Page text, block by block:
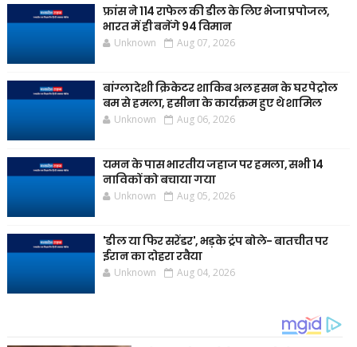
फ्रांस ने 114 राफेल की डील के लिए भेजा प्रपोजल,
भारत में ही बनेंगे 94 विमान
Unknown Aug 07, 2026
बांग्लादेशी क्रिकेटर शाकिब अल हसन के घर पेट्रोल
बम से हमला, हसीना के कार्यक्रम हुए थे शामिल
Unknown Aug 06, 2026
यमन के पास भारतीय जहाज पर हमला, सभी 14
नाविकों को बचाया गया
Unknown Aug 05, 2026
'डील या फिर सरेंडर', भड़के ट्रंप बोले- बातचीत पर
ईरान का दोहरा रवैया
Unknown Aug 04, 2026